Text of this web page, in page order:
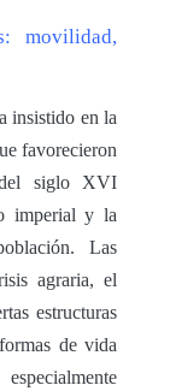
movilidad,
insistido en la
favorecieron
siglo XVI
imperial y la
Las
agraria, el
estructuras
de vida